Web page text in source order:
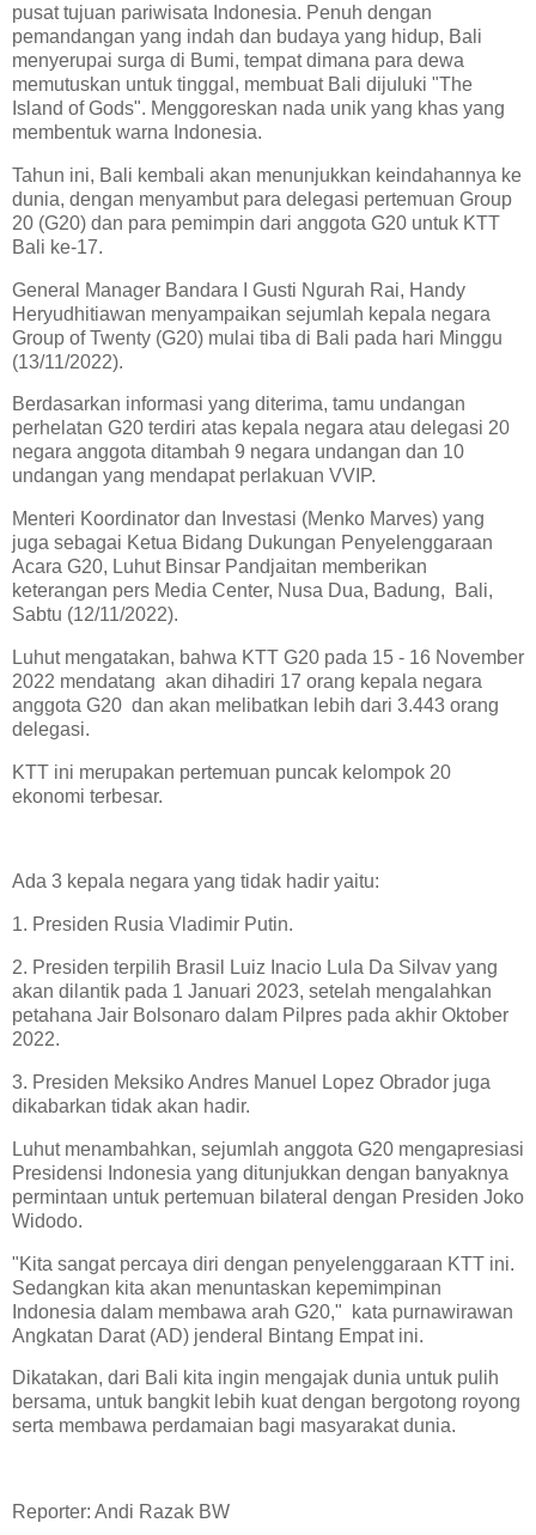
pusat tujuan pariwisata Indonesia. Penuh dengan
pemandangan yang indah dan budaya yang hidup, Bali
menyerupai surga di Bumi, tempat dimana para dewa
memutuskan untuk tinggal, membuat Bali dijuluki "The
Island of Gods". Menggoreskan nada unik yang khas yang
membentuk warna Indonesia.
Tahun ini, Bali kembali akan menunjukkan keindahannya ke
dunia, dengan menyambut para delegasi pertemuan Group
20 (G20) dan para pemimpin dari anggota G20 untuk KTT
Bali ke-17.
General Manager Bandara I Gusti Ngurah Rai, Handy
Heryudhitiawan menyampaikan sejumlah kepala negara
Group of Twenty (G20) mulai tiba di Bali pada hari Minggu
(13/11/2022).
Berdasarkan informasi yang diterima, tamu undangan
perhelatan G20 terdiri atas kepala negara atau delegasi 20
negara anggota ditambah 9 negara undangan dan 10
undangan yang mendapat perlakuan VVIP.
Menteri Koordinator dan Investasi (Menko Marves) yang
juga sebagai Ketua Bidang Dukungan Penyelenggaraan
Acara G20, Luhut Binsar Pandjaitan memberikan
keterangan pers Media Center, Nusa Dua, Badung, Bali,
Sabtu (12/11/2022).
Luhut mengatakan, bahwa KTT G20 pada 15 - 16 November
2022 mendatang akan dihadiri 17 orang kepala negara
anggota G20 dan akan melibatkan lebih dari 3.443 orang
delegasi.
KTT ini merupakan pertemuan puncak kelompok 20
ekonomi terbesar.
Ada 3 kepala negara yang tidak hadir yaitu:
1. Presiden Rusia Vladimir Putin.
2. Presiden terpilih Brasil Luiz Inacio Lula Da Silvav yang
akan dilantik pada 1 Januari 2023, setelah mengalahkan
petahana Jair Bolsonaro dalam Pilpres pada akhir Oktober
2022.
3. Presiden Meksiko Andres Manuel Lopez Obrador juga
dikabarkan tidak akan hadir.
Luhut menambahkan, sejumlah anggota G20 mengapresiasi
Presidensi Indonesia yang ditunjukkan dengan banyaknya
permintaan untuk pertemuan bilateral dengan Presiden Joko
Widodo.
"Kita sangat percaya diri dengan penyelenggaraan KTT ini.
Sedangkan kita akan menuntaskan kepemimpinan
Indonesia dalam membawa arah G20," kata purnawirawan
Angkatan Darat (AD) jenderal Bintang Empat ini.
Dikatakan, dari Bali kita ingin mengajak dunia untuk pulih
bersama, untuk bangkit lebih kuat dengan bergotong royong
serta membawa perdamaian bagi masyarakat dunia.
Reporter: Andi Razak BW